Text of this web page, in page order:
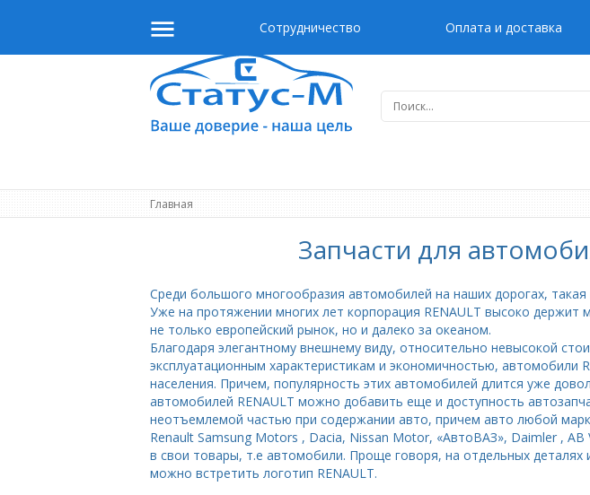
Сотрудничество Оплата и доставка
Главная
Запчасти для
Среди большого многообразия автомобилей на наших дорогах,
Уже на протяжении многих лет корпорация RENAULT высоко держит
не только европейский рынок, но и далеко за океаном.
Благодаря элегантному внешнему виду, относительно невысокой
эксплуатационным характеристикам и экономичностью,
населения. Причем, популярность этих автомобилей длится уже
автомобилей RENAULT можно добавить еще и доступность
неотъемлемой частью при содержании авто, причем авто любой
Renault Samsung Motors , Dacia, Nissan Motor, «АвтоВАЗ», Daimler ,
в свои товары, т.е автомобили. Проще говоря, на отдельных
можно встретить логотип RENAULT.